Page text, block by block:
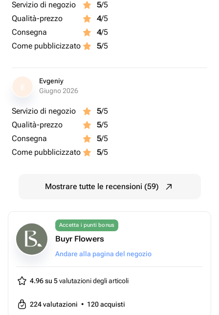
Servizio di negozio 5/5
Qualità-prezzo
4/5
Consegna
4/5
Come pubblicizzato
5/5
E
Evgeniy
Giugno 2026
Servizio di negozio 5/5
Qualità-prezzo
5/5
Consegna
5/5
Come pubblicizzato
5/5
Mostrare tutte le recensioni (59)
Accetta i punti bonus
Buyr Flowers
Andare alla pagina del negozio
4.96 su 5valutazioni degli articoli
224valutazioni • 120acquisti